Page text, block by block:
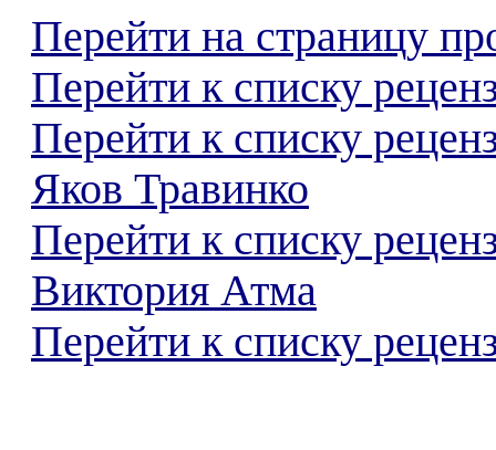
Перейти на страницу
Перейти к списку
Перейти к списку
Яков Травинко
Перейти к списку
Виктория Атма
Перейти к списку